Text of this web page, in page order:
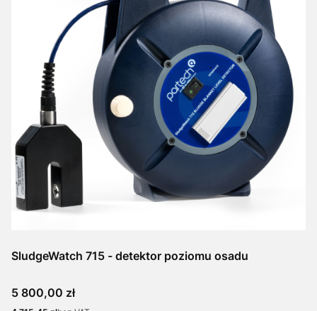
SludgeWatch 715 - detektor poziomu osadu
Cena
5 800,00 zł